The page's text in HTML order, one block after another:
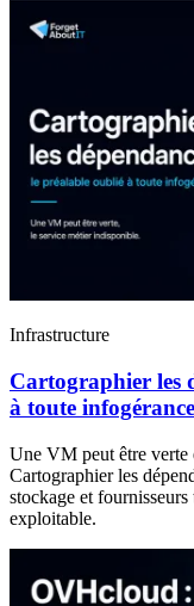
Infrastructure
Cartographier les
à toute infogérance
Une VM peut être verte
Cartographier les
stockage et
exploitable.